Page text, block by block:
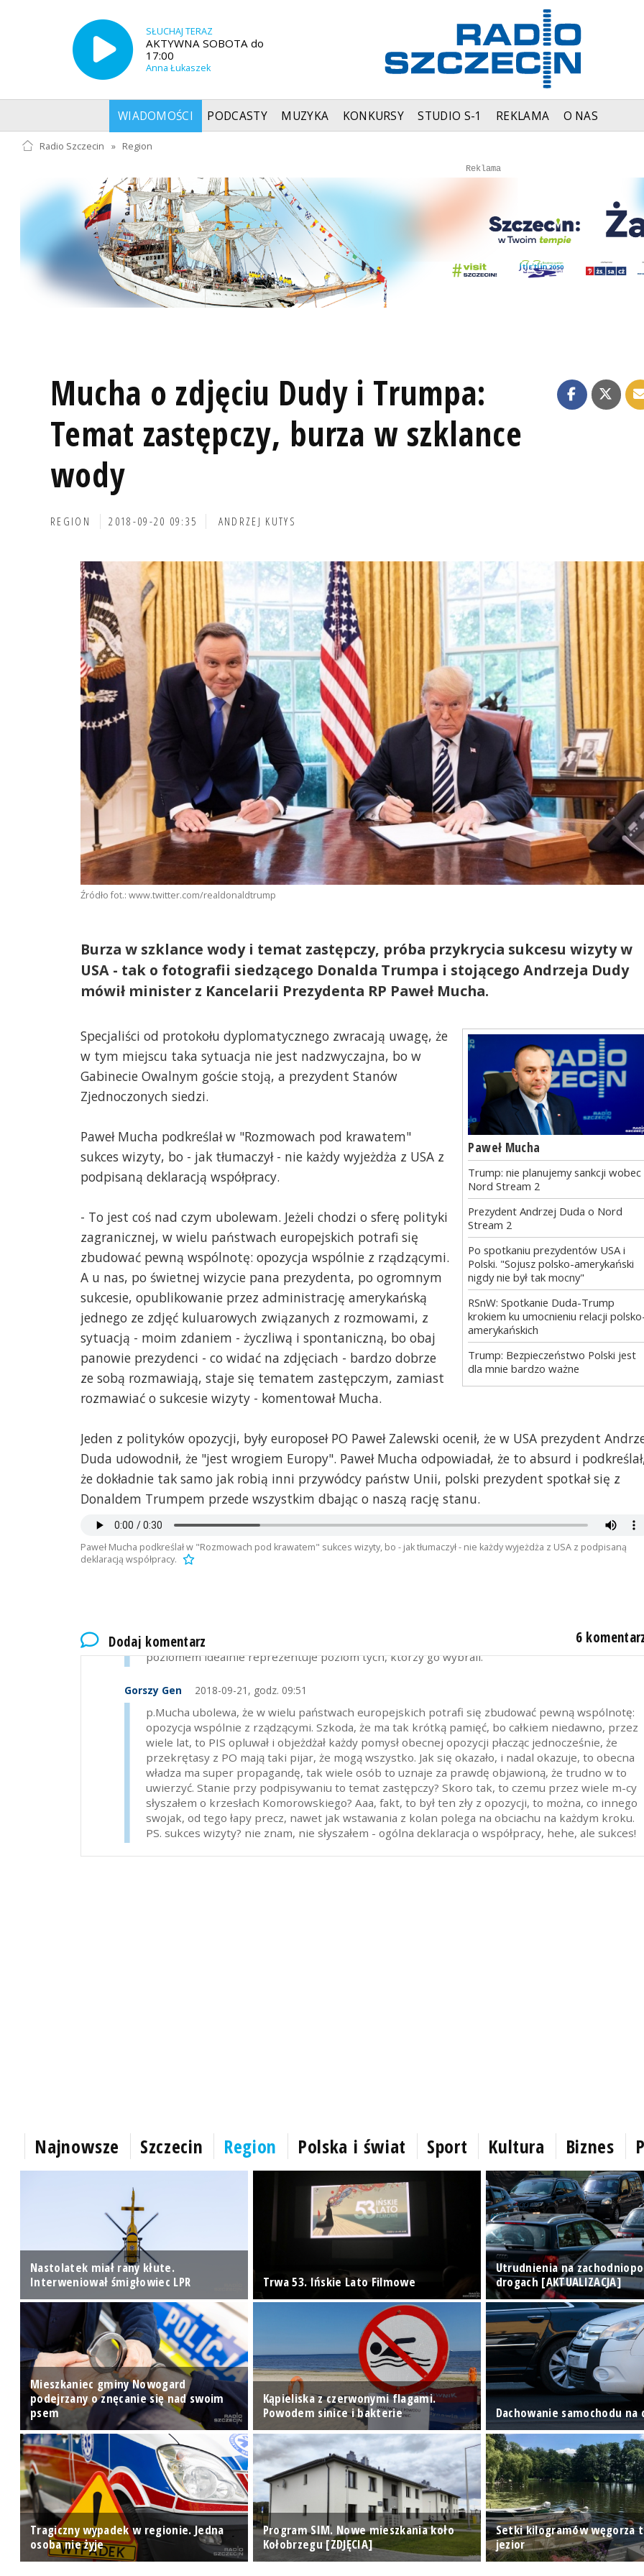
SŁUCHAJ TERAZ
AKTYWNA SOBOTA do
17:00
Anna Łukaszek
WIADOMOŚCI PODCASTY MUZYKA KONKURSY STUDIO S-1 REKLAMA O NAS
Radio Szczecin » Region
Autopromocja
Reklama
Mucha o zdjęciu Dudy i Trumpa:
Temat zastępczy, burza w szklance
wody
REGION 2018-09-20 09:35 ANDRZEJ KUTYS
Źródło fot.: www.twitter.com/realdonaldtrump
Burza w szklance wody i temat zastępczy, próba przykrycia sukcesu wizyty w
USA - tak o fotografii siedzącego Donalda Trumpa i stojącego Andrzeja Dudy
mówił minister z Kancelarii Prezydenta RP Paweł Mucha.
Paweł Mucha
Trump: nie planujemy sankcji wobec
Nord Stream 2
Prezydent Andrzej Duda o Nord
Stream 2
Po spotkaniu prezydentów USA i
Polski. "Sojusz polsko-amerykański
nigdy nie był tak mocny"
RSnW: Spotkanie Duda-Trump
krokiem ku umocnieniu relacji
amerykańskich
Trump: Bezpieczeństwo Polski jest
dla mnie bardzo ważne
Specjaliści od protokołu dyplomatycznego zwracają uwagę, że
w tym miejscu taka sytuacja nie jest nadzwyczajna, bo w
Gabinecie Owalnym goście stoją, a prezydent Stanów
Zjednoczonych siedzi.
Paweł Mucha podkreślał w "Rozmowach pod krawatem"
sukces wizyty, bo - jak tłumaczył - nie każdy wyjeżdża z USA z
podpisaną deklaracją współpracy.
- To jest coś nad czym ubolewam. Jeżeli chodzi o sferę polityki
zagranicznej, w wielu państwach europejskich potrafi się
zbudować pewną wspólnotę: opozycja wspólnie z rządzącymi.
A u nas, po świetnej wizycie pana prezydenta, po ogromnym
sukcesie, opublikowanie przez administrację amerykańską
jednego ze zdjęć kuluarowych związanych z rozmowami, z
sytuacją - moim zdaniem - życzliwą i spontaniczną, bo obaj
panowie prezydenci - co widać na zdjęciach - bardzo dobrze
ze sobą rozmawiają, staje się tematem zastępczym, zamiast
rozmawiać o sukcesie wizyty - komentował Mucha.
Jeden z polityków opozycji, były europoseł PO Paweł Zalewski ocenił, że w USA prezydent
Duda udowodnił, że "jest wrogiem Europy". Paweł Mucha odpowiadał, że to absurd i
że dokładnie tak samo jak robią inni przywódcy państw Unii, polski prezydent spotkał się z
Donaldem Trumpem przede wszystkim dbając o naszą rację stanu.
Paweł Mucha podkreślał w "Rozmowach pod krawatem" sukces wizyty, bo - jak tłumaczył - nie każdy wyjeżdża z USA z podpisaną
deklaracją współpracy.
Dodaj komentarz 6
Stetinensis 2018-09-20, godz. 09:46
Każdy, kto jest choć odrobinę rozgarnięty, zanim skomentuje zdjęcie, wejdzie na twitter'owy
profil prezydenta USA i zobaczy, że zawsze goście stoją za biurkiem, a prezydent siedzi w
- dotyczy to nawet kobiet.
Więc lepiej się nie ośmieszać, tylko podpierać faktami.
Jan Nowak 2018-09-20, godz. 10:11
Macie rację - burza w szklance wody.
Reszta służby stoi
A.O. 2018-09-20, godz. 10:57
Zawsze przy podpisywaniu porozumień goście stoją? Nie jest to prawdą. Znalazłam dzięki
https://www.zeit.de/politik/ausland/2018-06/usa-nordkorea-gipfelerklaerung-donald-trump-
RaF 2018-09-20, godz. 14:15
obciachowo i przynosi wstyd Polsce i prawdziwym Polakom. Ale jednocześnie tak niskim
poziomem idealnie reprezentuje poziom tych, którzy go wybrali.
Gorszy Gen 2018-09-21, godz. 09:51
p.Mucha ubolewa, że w wielu państwach europejskich potrafi się zbudować pewną wspólnotę:
opozycja wspólnie z rządzącymi. Szkoda, że ma tak krótką pamięć, bo całkiem niedawno, przez
wiele lat, to PIS opluwał i objeżdżał każdy pomysł obecnej opozycji płacząc jednocześnie, że
przekrętasy z PO mają taki pijar, że mogą wszystko. Jak się okazało, i nadal okazuje, to obecna
władza ma super propagandę, tak wiele osób to uznaje za prawdę objawioną, że trudno w to
uwierzyć. Stanie przy podpisywaniu to temat zastępczy? Skoro tak, to czemu przez wiele m-cy
słyszałem o krzesłach Komorowskiego? Aaa, fakt, to był ten zły z opozycji, to można, co innego
swojak, od tego łapy precz, nawet jak wstawania z kolan polega na obciachu na każdym kroku.
PS. sukces wizyty? nie znam, nie słyszałem - ogólna deklaracja o współpracy, hehe, ale sukces!
Najnowsze Szczecin Region Polska i świat Sport Kultura Biznes
Nastolatek miał rany kłute.
Interweniował śmigłowiec LPR
Trwa 53. Ińskie Lato Filmowe
Utrudnienia na
drogach [AKTUALIZACJA]
Mieszkaniec gminy Nowogard
podejrzany o znęcanie się nad swoim
psem
Kąpieliska z czerwonymi flagami.
Powodem sinice i bakterie
Dachowanie samochodu na
Tragiczny wypadek w regionie. Jedna
osoba nie żyje
Program SIM. Nowe mieszkania koło
Kołobrzegu [ZDJĘCIA]
Setki kilogramów węgorza
jezior